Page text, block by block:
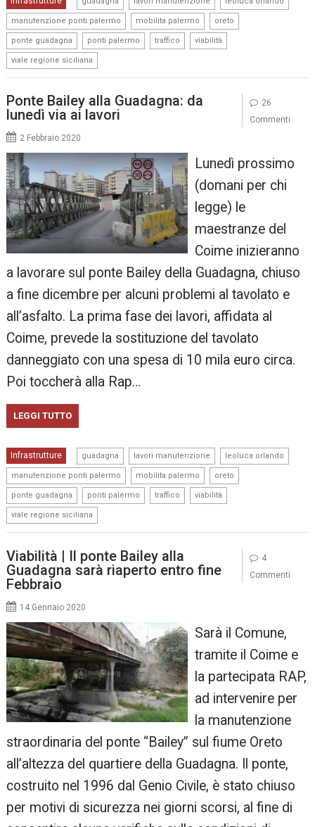
manutenzione ponti palermo mobilita palermo oreto
ponte guadagna ponti palermo traffico viabilità
viale regione siciliana
Ponte Bailey alla Guadagna: da
lunedì via ai lavori
2 Febbraio 2020
Lunedì prossimo
(domani per chi
legge) le
maestranze del
Coime inizieranno
a lavorare sul ponte Bailey della Guadagna, chiuso
a fine dicembre per alcuni problemi al tavolato e
all’asfalto. La prima fase dei lavori, affidata al
Coime, prevede la sostituzione del tavolato
danneggiato con una spesa di 10 mila euro circa.
Poi toccherà alla Rap…
LEGGI TUTTO
Infrastrutture guadagna lavori manutenzione leoluca orlando
manutenzione ponti palermo mobilita palermo oreto
ponte guadagna ponti palermo traffico viabilità
viale regione siciliana
26
Commenti
Viabilità | Il ponte Bailey alla
Guadagna sarà riaperto entro fine
Febbraio
14 Gennaio 2020
Sarà il Comune,
tramite il Coime e
la partecipata RAP,
ad intervenire per
la manutenzione
straordinaria del ponte “Bailey” sul fiume Oreto
all’altezza del quartiere della Guadagna. Il ponte,
costruito nel 1996 dal Genio Civile, è stato chiuso
per motivi di sicurezza nei giorni scorsi, al fine di
4
Commenti